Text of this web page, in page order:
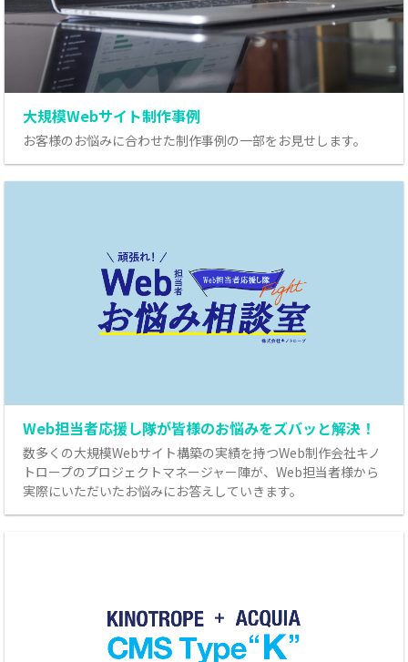
大規模Webサイト制作事例
お客様のお悩みに合わせた制作事例の一部をお見せします。
Web担当者応援し隊が皆様のお悩みをズバッと解決！
数多くの大規模Webサイト構築の実績を持つWeb制作会社キノ
トロープのプロジェクトマネージャー陣が、Web担当者様から
実際にいただいたお悩みにお答えしていきます。